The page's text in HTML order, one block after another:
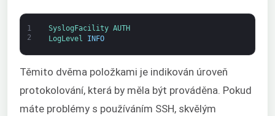
1
2
SyslogFacility AUTH
LogLevel
INFO
Těmito dvěma položkami je indikován úroveň
protokolování, která by měla být prováděna. Pokud
máte problémy s používáním SSH, skvělým